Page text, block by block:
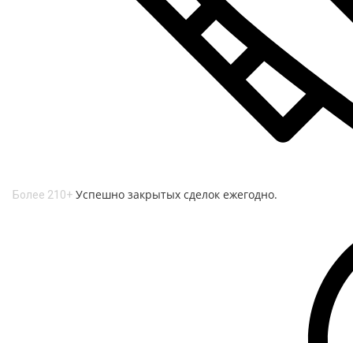
Более 210+ Успешно закрытых сделок ежегодно.